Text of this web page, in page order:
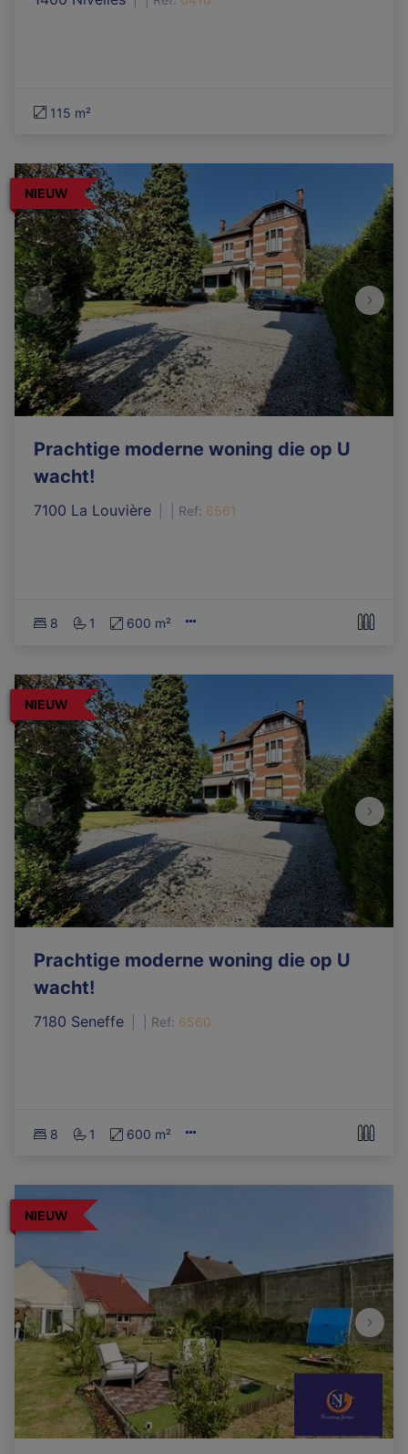
115 m²
NIEUW
Prachtige moderne woning die op U
wacht!
7100 La Louvière Ref: 6561
8 1 600 m²
NIEUW
Prachtige moderne woning die op U
wacht!
7180 Seneffe Ref: 6560
8 1 600 m²
NIEUW